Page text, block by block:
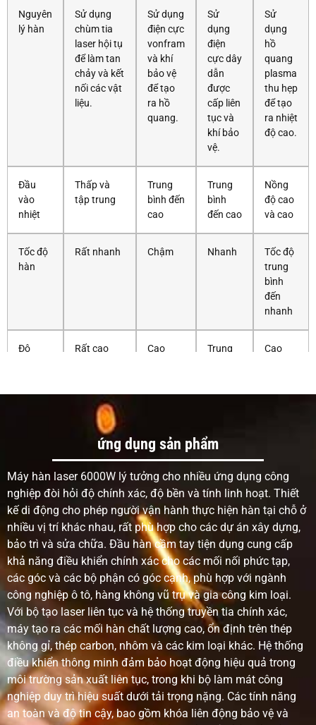
Nguyên
lý hàn
Sử dụng
chùm tia
laser hội tụ
để làm tan
chảy và kết
nối các vật
liệu.
Sử dụng
điện cực
vonfram
và khí
bảo vệ
để tạo
ra hồ
quang.
Sử
dụng
điện
cực dây
dẫn
được
cấp liên
tục và
khí bảo
vệ.
Sử
dụng
hồ
quang
plasma
thu hẹp
để tạo
ra nhiệt
độ cao.
Đầu
vào
nhiệt
Thấp và
tập trung
Trung
bình đến
cao
Trung
bình
đến cao
Nồng
độ cao
và cao
Tốc độ
hàn
Rất nhanh Chậm Nhanh
Tốc độ
trung
bình
đến
nhanh
Độ
hàn
Rất cao Cao
Trung
Cao
hàn
Hẹp và
sạch sẽ
nhưng
rộng
hơn so
với hàn
laser.
hàn
rộng
hơn
nhưng
thường
rộng
hơn
laser.
Vùng
ảnh
hưởng
nhiệt
Bé nhỏ
Lớn hơn
cả hàn
laser
Lớn
hơn cả
hàn
laser
Trung
bình
đến lớn
Biến
dạng
vật
chất
Thấp
Trung
bình
Trung
bình
đến cao
Trung
bình
ứng dụng sản phẩm
Máy hàn laser 6000W lý tưởng cho nhiều ứng dụng công
nghiệp đòi hỏi độ chính xác, độ bền và tính linh hoạt. Thiết
kế di động cho phép người vận hành thực hiện hàn tại chỗ ở
nhiều vị trí khác nhau, rất phù hợp cho các dự án xây dựng,
bảo trì và sửa chữa. Đầu hàn cầm tay tiện dụng cung cấp
khả năng điều khiển chính xác cho các mối nối phức tạp,
các góc và các bộ phận có góc cạnh, phù hợp với ngành
công nghiệp ô tô, hàng không vũ trụ và gia công kim loại.
Với bộ tạo laser liên tục và hệ thống truyền tia chính xác,
máy tạo ra các mối hàn chất lượng cao, ổn định trên thép
không gỉ, thép carbon, nhôm và các kim loại khác. Hệ thống
điều khiển thông minh đảm bảo hoạt động hiệu quả trong
môi trường sản xuất liên tục, trong khi bộ làm mát công
nghiệp duy trì hiệu suất dưới tải trọng nặng. Các tính năng
an toàn và độ tin cậy, bao gồm khóa liên động bảo vệ và